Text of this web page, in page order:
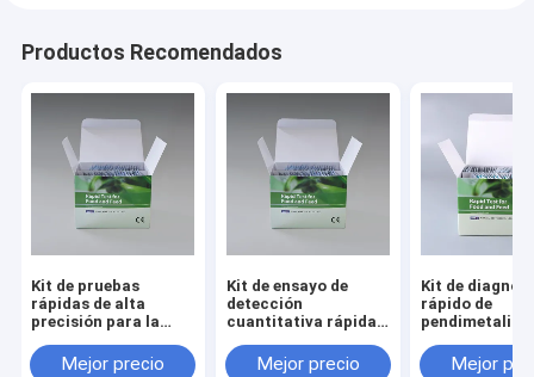
Productos Recomendados
Kit de pruebas
rápidas de alta
precisión para la
carbendazima y
Mejor precio
Kit de ensayo de
detección
cuantitativa rápida
carbendazim para el
Mejor precio
Kit de
rápido de
pendimetalina
plaguicidas en
Mejor